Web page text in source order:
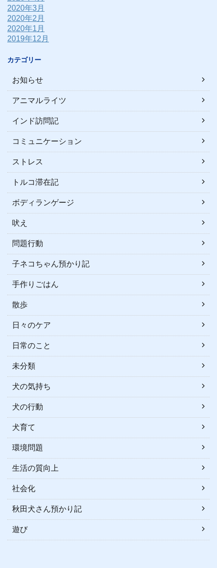
2020年3月
2020年2月
2020年1月
2019年12月
カテゴリー
お知らせ
アニマルライツ
インド訪問記
コミュニケーション
ストレス
トルコ滞在記
ボディランゲージ
吠え
問題行動
子ネコちゃん預かり記
手作りごはん
散歩
日々のケア
日常のこと
未分類
犬の気持ち
犬の行動
犬育て
環境問題
生活の質向上
社会化
秋田犬さん預かり記
遊び